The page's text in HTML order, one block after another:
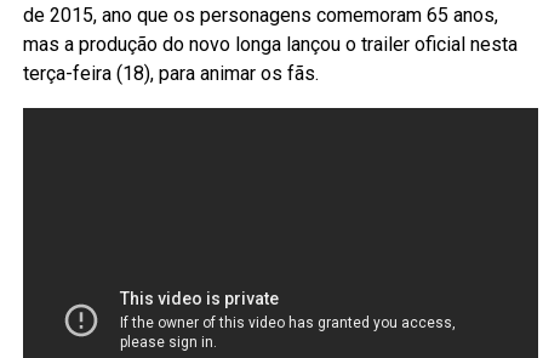
de 2015, ano que os personagens comemoram 65 anos,
mas a produção do novo longa lançou o trailer oficial nesta
terça-feira (18), para animar os fãs.